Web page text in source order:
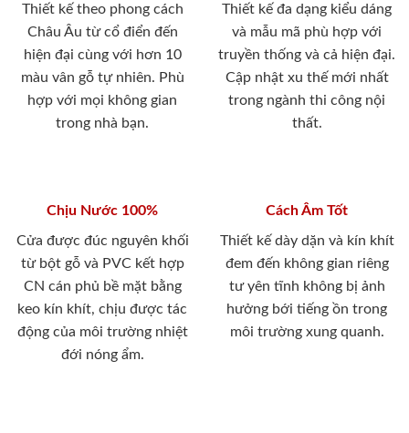
Thiết kế theo phong cách
Châu Âu từ cổ điển đến
hiện đại cùng với hơn 10
màu vân gỗ tự nhiên. Phù
hợp với mọi không gian
trong nhà bạn.
Thiết kế đa dạng kiểu dáng
và mẫu mã phù hợp với
truyền thống và cả hiện đại.
Cập nhật xu thế mới nhất
trong ngành thi công nội
thất.
Chịu Nước 100%
Cửa được đúc nguyên khối
từ bột gỗ và PVC kết hợp
CN cán phủ bề mặt bằng
keo kín khít, chịu được tác
động của môi trường nhiệt
đới nóng ẩm.
Cách Âm Tốt
Thiết kế dày dặn và kín khít
đem đến không gian riêng
tư yên tĩnh không bị ảnh
hưởng bới tiếng ồn trong
môi trường xung quanh.